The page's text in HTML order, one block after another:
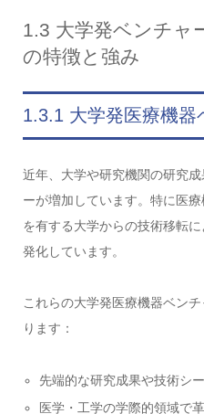
1.3 大学発ベンチャ
の特徴と強み
1.3.1 大学発医療機器
近年、大学や研究機関の研究
ーが増加しています。特に医
を有する大学からの技術移転
発化しています。
これらの大学発医療機器ベン
ります：
先端的な研究成果や技術シ
医学・工学の学際的領域で